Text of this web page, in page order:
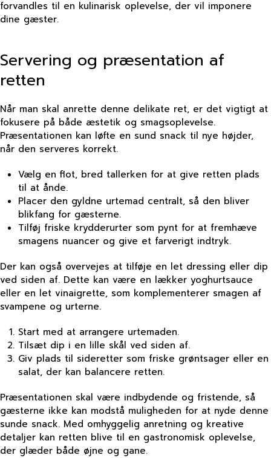
forvandles til en kulinarisk oplevelse, der vil imponere
dine gæster.
Servering og præsentation af
retten
Når man skal anrette denne delikate ret, er det vigtigt at
fokusere på både æstetik og smagsoplevelse.
Præsentationen kan løfte en sund snack til nye højder,
når den serveres korrekt.
Vælg en flot, bred tallerken for at give retten plads
til at ånde.
Placer den gyldne urtemad centralt, så den bliver
blikfang for gæsterne.
Tilføj friske krydderurter som pynt for at fremhæve
smagens nuancer og give et farverigt indtryk.
Der kan også overvejes at tilføje en let dressing eller dip
ved siden af. Dette kan være en lækker yoghurtsauce
eller en let vinaigrette, som komplementerer smagen af
svampene og urterne.
Start med at arrangere urtemaden.
Tilsæt dip i en lille skål ved siden af.
Giv plads til sideretter som friske grøntsager eller en
salat, der kan balancere retten.
Præsentationen skal være indbydende og fristende, så
gæsterne ikke kan modstå muligheden for at nyde denne
sunde snack. Med omhyggelig anretning og kreative
detaljer kan retten blive til en gastronomisk oplevelse,
der glæder både øjne og gane.